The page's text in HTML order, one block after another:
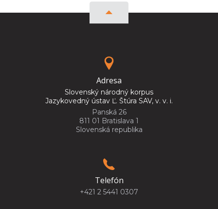
Adresa
Slovenský národný korpus
Jazykovedný ústav Ľ. Štúra SAV, v. v. i.
Panská 26
811 01 Bratislava 1
Slovenská republika
Telefón
+421 2 5441 0307